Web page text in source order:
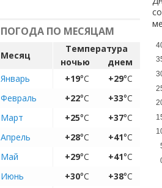
ПОГОДА ПО МЕСЯЦАМ
Месяц
Температура
ночью
днем
Январь
+19°C +29°C
Февраль
+22°C +33°C
Март
+25°C +37°C
Апрель
+28°C +41°C
Май
+29°C +41°C
Июнь
+30°C +38°C